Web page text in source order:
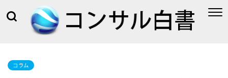
コラム